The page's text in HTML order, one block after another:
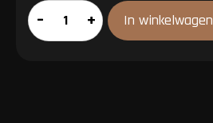
Carpacciosteak
aantal
– + In winkelwagen